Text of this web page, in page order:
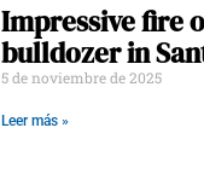
Impressive fire
bulldozer in
5 de noviembre de 2025
Leer más »